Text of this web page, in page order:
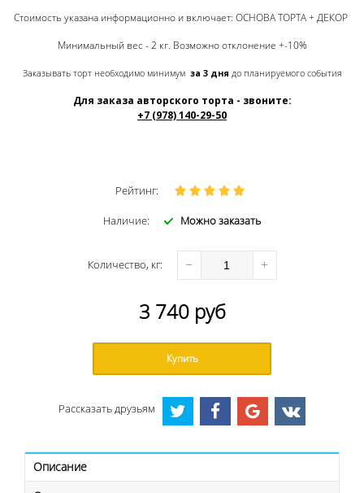
Стоимость указана информационно и включает: ОСНОВА ТОРТА + ДЕКОР
Минимальный вес - 2 кг. Возможно отклонение +-10%
Заказывать торт необходимо минимум за 3 дня до планируемого события
Для заказа авторского торта - звоните:
+7 (978) 140-29-50
Рейтинг:
Наличие: Можно заказать
Количество, кг: − +
3 740 руб
Купить
Рассказать друзьям
Описание